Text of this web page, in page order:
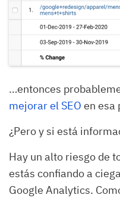
…entonces
mejorar el SEO en esa
¿Pero y si está
Hay un alto riesgo de
estás confiando a
Google Analytics.